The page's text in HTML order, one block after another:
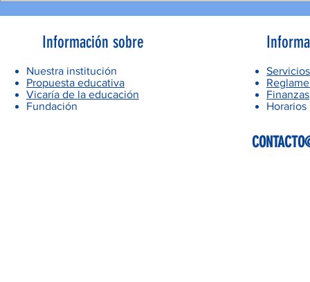
Información sobre
Nuestra institución
Propuesta educativa
Vicaría de la educación
Fundación
Servicios
Finanzas
Horarios